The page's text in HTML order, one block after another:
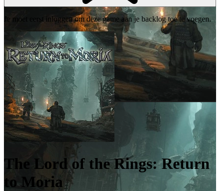
Je moet eerst inloggen om deze game aan je backlog toe te voegen.
The Lord of the Rings: Return
to Moria